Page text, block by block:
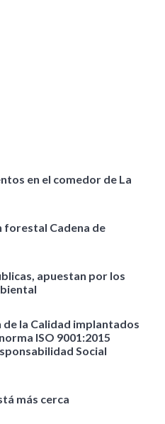
en el comedor de La
forestal Cadena de
apuestan por los
de la Calidad implantados
ISO 9001:2015
Social
más cerca